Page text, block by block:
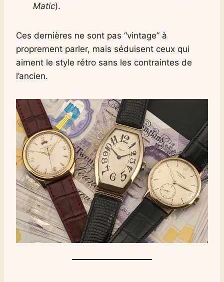
Matic).
Ces dernières ne sont pas “vintage” à
proprement parler, mais séduisent ceux qui
aiment le style rétro sans les contraintes de
l’ancien.